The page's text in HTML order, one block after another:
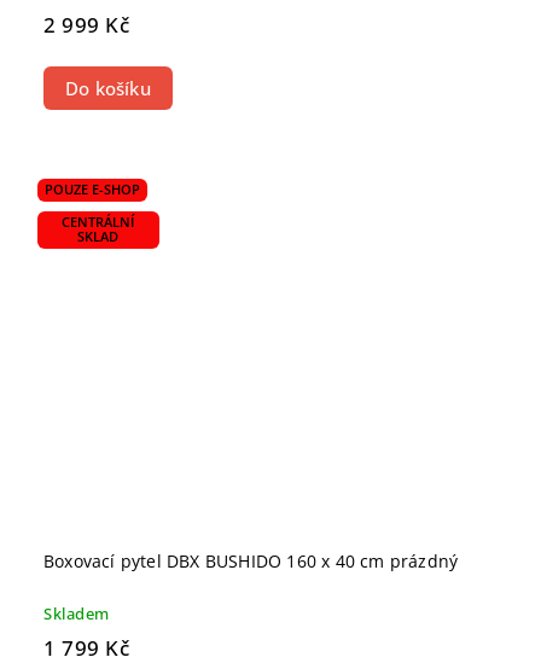
2 999 Kč
Do košíku
POUZE E-SHOP
CENTRÁLNÍ
SKLAD
Boxovací pytel DBX BUSHIDO 160 x 40 cm prázdný
Skladem
1 799 Kč